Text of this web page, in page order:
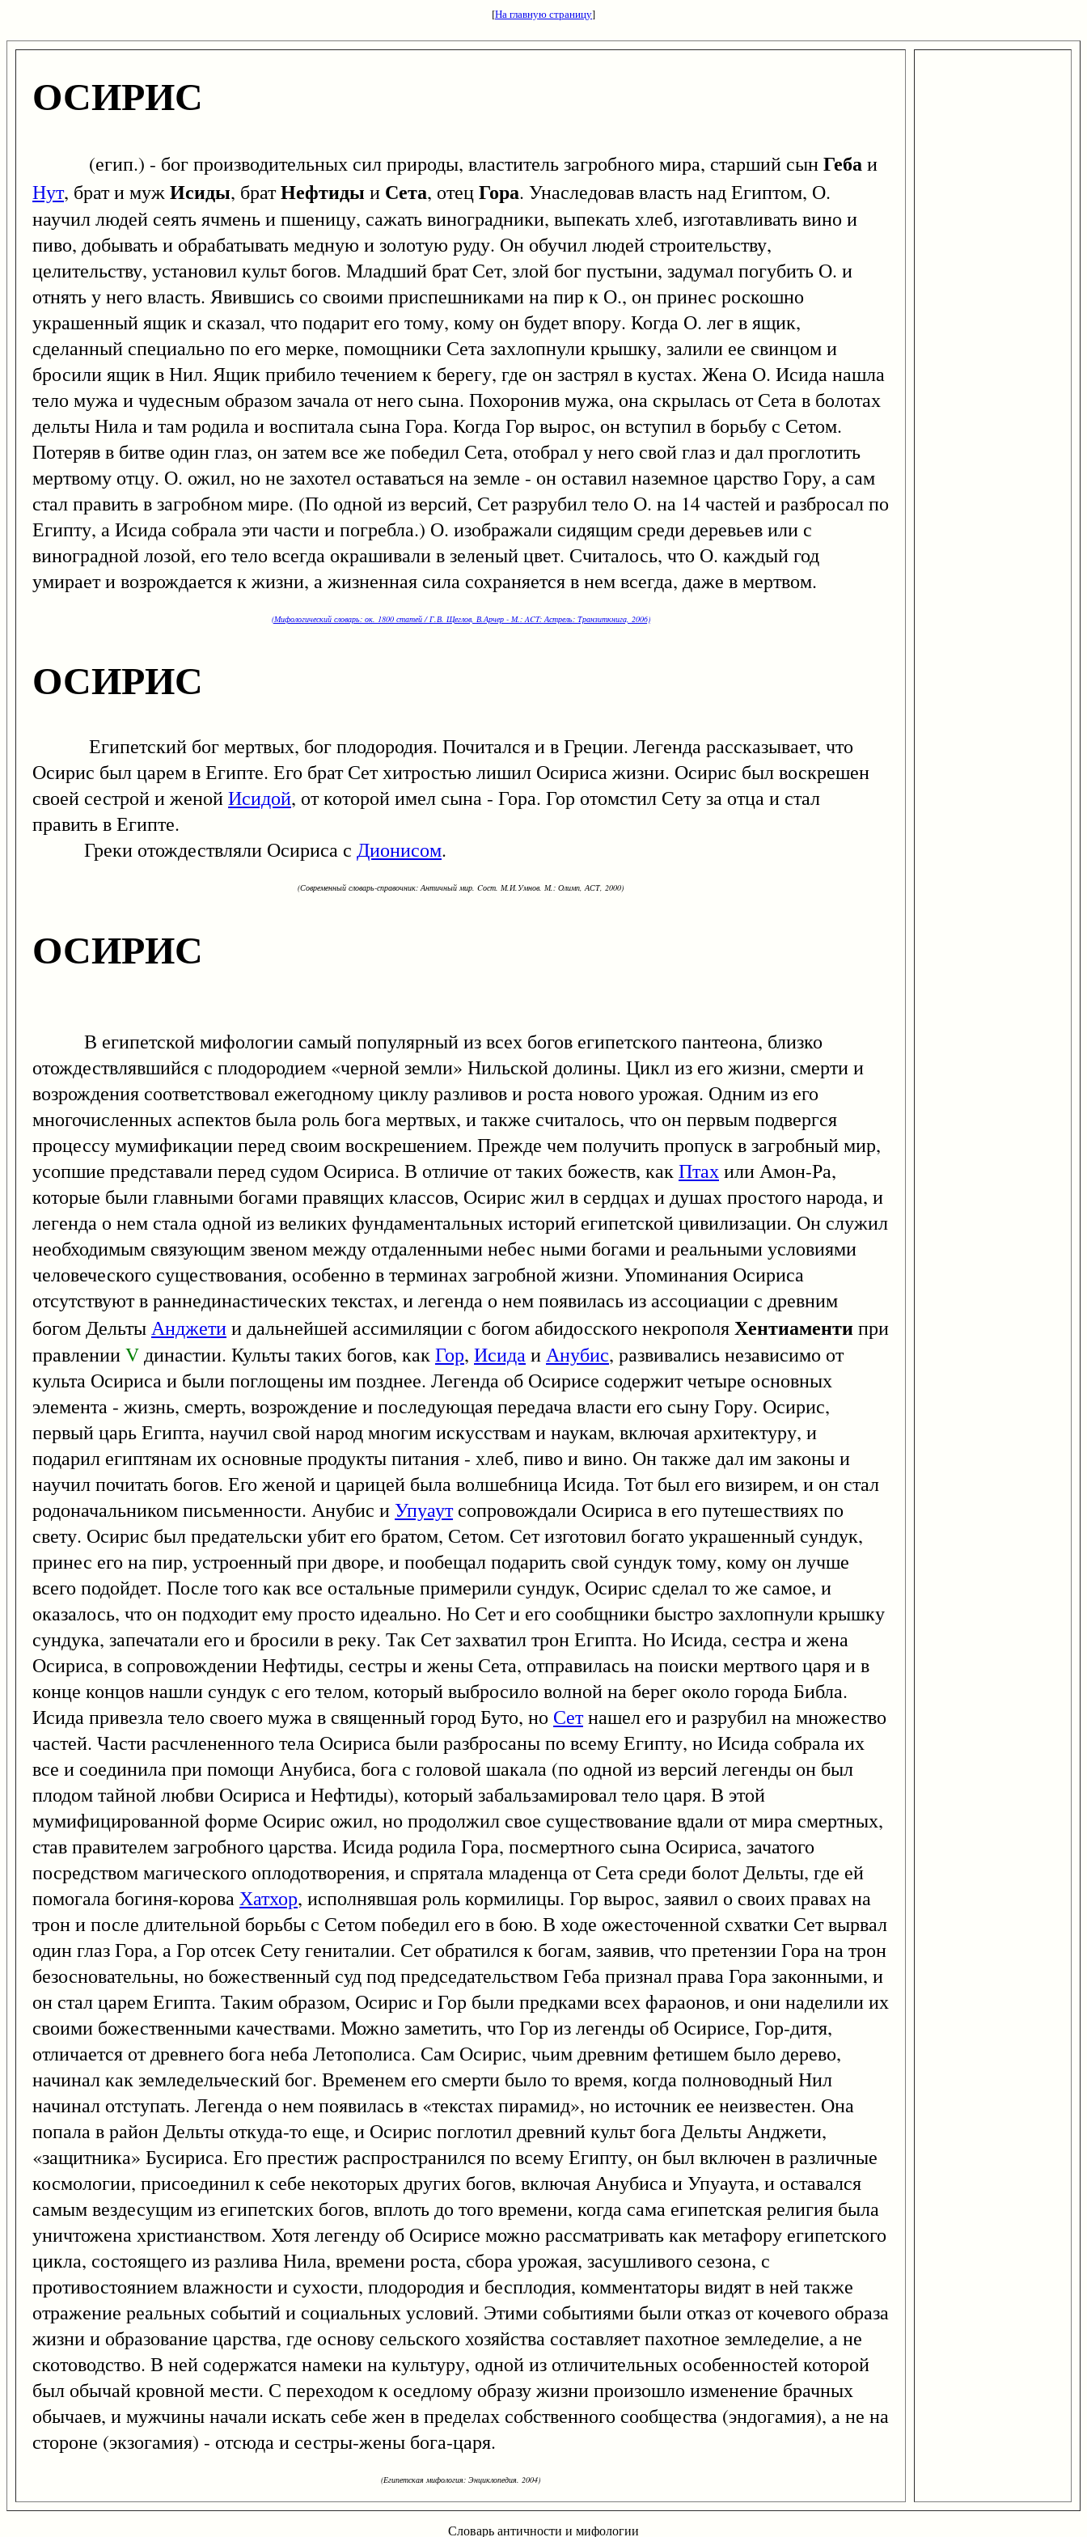
[На главную страницу]
ОСИРИС
(егип.) - бог производительных сил природы, властитель загробного мира, старший сынГебаи
Нут, брат и мужИсиды, братНефтиды и Сета, отецГора. Унаследовав власть над Египтом, О.
научил людей сеять ячмень и пшеницу, сажать виноградники, выпекать хлеб, изготавливать вино и
пиво, добывать и обрабатывать медную и золотую руду. Он обучил людей строительству,
целительству, установил культ богов. Младший брат Сет, злой бог пустыни, задумал погубить О. и
отнять у него власть. Явившись со своими приспешниками на пир к О., он принес роскошно
украшенный ящик и сказал, что подарит его тому, кому он будет впору. Когда О. лег в ящик,
сделанный специально по его мерке, помощники Сета захлопнули крышку, залили ее свинцом и
бросили ящик в Нил. Ящик прибило течением к берегу, где он застрял в кустах. Жена О. Исида нашла
тело мужа и чудесным образом зачала от него сына. Похоронив мужа, она скрылась от Сета в болотах
дельты Нила и там родила и воспитала сына Гора. Когда Гор вырос, он вступил в борьбу с Сетом.
Потеряв в битве один глаз, он затем все же победил Сета, отобрал у него свой глаз и дал проглотить
мертвому отцу. О. ожил, но не захотел оставаться на земле - он оставил наземное царство Гору, а сам
стал править в загробном мире. (По одной из версий, Сет разрубил тело О. на 14 частей и разбросал по
Египту, а Исида собрала эти части и погребла.) О. изображали сидящим среди деревьев или с
виноградной лозой, его тело всегда окрашивали в зеленый цвет. Считалось, что О. каждый год
умирает и возрождается к жизни, а жизненная сила сохраняется в нем всегда, даже в мертвом.
(Мифологический словарь: ок. 1800 статей / Г.В. Щеглов, В.Арчер - М.: ACT: Астрель: Транзиткнига, 2006)
ОСИРИС
Египетский бог мертвых, бог плодородия. Почитался и в Греции. Легенда рассказывает, что
Осирис был царем в Египте. Его брат Сет хитростью лишил Осириса жизни. Осирис был воскрешен
своей сестрой и женойИсидой, от которой имел сына - Гора. Гор отомстил Сету за отца и стал
править в Египте.
Греки отождествляли Осириса с Дионисом.
(Современный словарь-справочник: Античный мир. Cост. М.И.Умнов. М.: Олимп, АСТ, 2000)
ОСИРИС
В египетской мифологии самый популярный из всех богов египетского пантеона, близко
отождествлявшийся с плодородием «черной земли» Нильской долины. Цикл из его жизни, смерти и
возрождения соответствовал ежегодному циклу разливов и роста нового урожая. Одним из его
многочисленных аспектов была роль бога мертвых, и также считалось, что он первым подвергся
процессу мумификации перед своим воскрешением. Прежде чем получить пропуск в загробный мир,
усопшие представали перед судом Осириса. В отличие от таких божеств, какПтахили Амон-Ра,
которые были главными богами правящих классов, Осирис жил в сердцах и душах простого народа, и
легенда о нем стала одной из великих фундаментальных историй египетской цивилизации. Он служил
необходимым связующим звеном между отдаленными небес ными богами и реальными условиями
человеческого существования, особенно в терминах загробной жизни. Упоминания Осириса
отсутствуют в раннединастических текстах, и легенда о нем появилась из ассоциации с древним
богом ДельтыАнджетии дальнейшей ассимиляции с богом абидосского некрополяХентиаментипри
правленииVдинастии. Культы таких богов, какГор, ИсидаиАнубис, развивались независимо от
культа Осириса и были поглощены им позднее. Легенда об Осирисе содержит четыре основных
элемента - жизнь, смерть, возрождение и последующая передача власти его сыну Гору. Осирис,
первый царь Египта, научил свой народ многим искусствам и наукам, включая архитектуру, и
подарил египтянам их основные продукты питания - хлеб, пиво и вино. Он также дал им законы и
научил почитать богов. Его женой и царицей была волшебница Исида. Тот был его визирем, и он стал
родоначальником письменности. Анубис иУпуаутсопровождали Осириса в его путешествиях по
свету. Осирис был предательски убит его братом, Сетом. Сет изготовил богато украшенный сундук,
принес его на пир, устроенный при дворе, и пообещал подарить свой сундук тому, кому он лучше
всего подойдет. После того как все остальные примерили сундук, Осирис сделал то же самое, и
оказалось, что он подходит ему просто идеально. Но Сет и его сообщники быстро захлопнули крышку
сундука, запечатали его и бросили в реку. Так Сет захватил трон Египта. Но Исида, сестра и жена
Осириса, в сопровождении Нефтиды, сестры и жены Сета, отправилась на поиски мертвого царя и в
конце концов нашли сундук с его телом, который выбросило волной на берег около города Библа.
Исида привезла тело своего мужа в священный город Буто, но Сетнашел его и разрубил на множество
частей. Части расчлененного тела Осириса были разбросаны по всему Египту, но Исида собрала их
все и соединила при помощи Анубиса, бога с головой шакала (по одной из версий легенды он был
плодом тайной любви Осириса и Нефтиды), который забальзамировал тело царя. В этой
мумифицированной форме Осирис ожил, но продолжил свое существование вдали от мира смертных,
став правителем загробного царства. Исида родила Гора, посмертного сына Осириса, зачатого
посредством магического оплодотворения, и спрятала младенца от Сета среди болот Дельты, где ей
помогала богиня-короваХатхор, исполнявшая роль кормилицы. Гор вырос, заявил о своих правах на
трон и после длительной борьбы с Сетом победил его в бою. В ходе ожесточенной схватки Сет вырвал
один глаз Гора, а Гор отсек Сету гениталии. Сет обратился к богам, заявив, что претензии Гора на трон
безосновательны, но божественный суд под председательством Геба признал права Гора законными, и
он стал царем Египта. Таким образом, Осирис и Гор были предками всех фараонов, и они наделили их
своими божественными качествами. Можно заметить, что Гор из легенды об Осирисе, Гор-дитя,
отличается от древнего бога неба Летополиса. Сам Осирис, чьим древним фетишем было дерево,
начинал как земледельческий бог. Временем его смерти было то время, когда полноводный Нил
начинал отступать. Легенда о нем появилась в «текстах пирамид», но источник ее неизвестен. Она
попала в район Дельты откуда-то еще, и Осирис поглотил древний культ бога Дельты Анджети,
«защитника» Бусириса. Его престиж распространился по всему Египту, он был включен в различные
космологии, присоединил к себе некоторых других богов, включая Анубиса и Упуаута, и оставался
самым вездесущим из египетских богов, вплоть до того времени, когда сама египетская религия была
уничтожена христианством. Хотя легенду об Осирисе можно рассматривать как метафору египетского
цикла, состоящего из разлива Нила, времени роста, сбора урожая, засушливого сезона, с
противостоянием влажности и сухости, плодородия и бесплодия, комментаторы видят в ней также
отражение реальных событий и социальных условий. Этими событиями были отказ от кочевого образа
жизни и образование царства, где основу сельского хозяйства составляет пахотное земледелие, а не
скотоводство. В ней содержатся намеки на культуру, одной из отличительных особенностей которой
был обычай кровной мести. С переходом к оседлому образу жизни произошло изменение брачных
обычаев, и мужчины начали искать себе жен в пределах собственного сообщества (эндогамия), а не на
стороне (экзогамия) - отсюда и сестры-жены бога-царя.
(Египетская мифология: Энциклопедия. 2004)
Словарь античности и мифологии